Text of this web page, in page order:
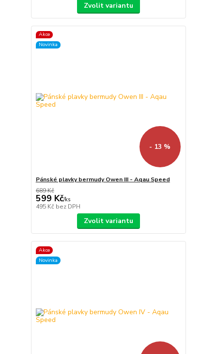
Zvolit variantu
Akce
Novinka
- 13 %
Pánské plavky bermudy Owen III - Aqau Speed
689 Kč
599 Kč/ks
495 Kč bez DPH
Zvolit variantu
Akce
Novinka